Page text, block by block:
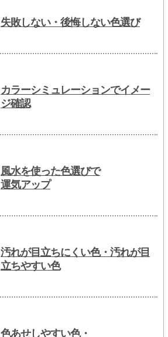
失敗しない・後悔しない色選び
カラーシミュレーションでイメー
ジ確認
風水を使った色選びで
運気アップ
汚れが目立ちにくい色・汚れが目
立ちやすい色
色あせしやすい色・